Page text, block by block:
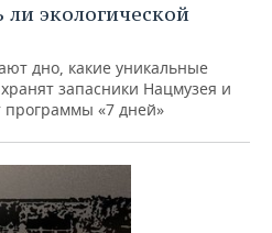
экологической
дно, какие уникальные
запасники Нацмузея и
программы «7 дней»